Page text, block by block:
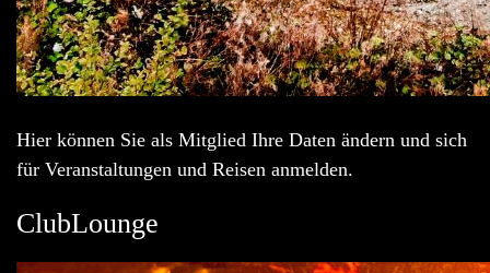
Hier können Sie als Mitglied Ihre Daten ändern und sich
für Veranstaltungen und Reisen anmelden.
ClubLounge